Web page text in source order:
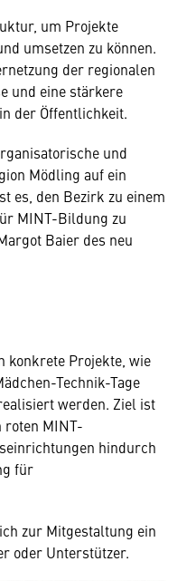
um Projekte
umsetzen zu können.
der regionalen
und eine stärkere
der Öffentlichkeit.
und
Mödling auf ein
es, den Bezirk zu einem
MINT-Bildung zu
Baier des neu
konkrete Projekte, wie
Technik-Tage
werden. Ziel ist
roten MINT-
hindurch
für
zur Mitgestaltung ein
oder Unterstützer.